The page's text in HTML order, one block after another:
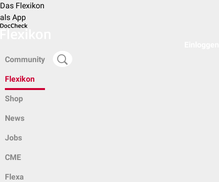
Das Flexikon
als App
Community
Flexikon
Shop
News
Jobs
CME
Flexa